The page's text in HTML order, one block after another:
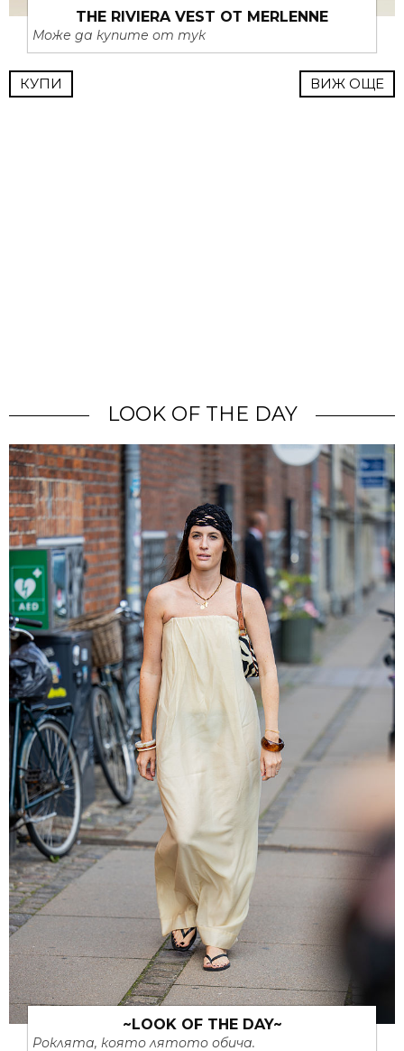
THE RIVIERA VEST ОТ MERLENNE
Може да купите от тук
КУПИ ВИЖ ОЩЕ
LOOK OF THE DAY
~LOOK OF THE DAY~
Роклята, която лятото обича.